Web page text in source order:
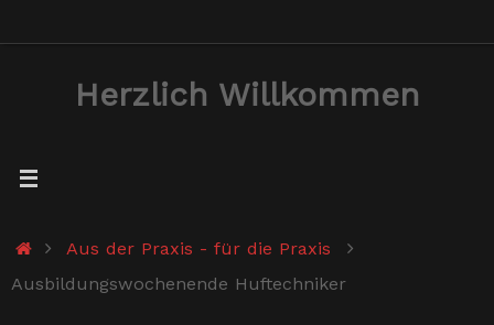
Herzlich Willkommen
StartAus der Praxis - für die Praxis
Ausbildungswochenende Huftechniker